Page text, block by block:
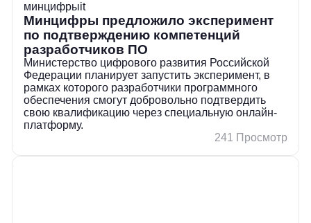
минцифрыit
Минцифры предложило эксперимент
по подтверждению компетенций
разработчиков ПО
Министерство цифрового развития Российской
Федерации планирует запустить эксперимент, в
рамках которого разработчики программного
обеспечения смогут добровольно подтвердить
свою квалификацию через специальную онлайн-
платформу.
241 Просмотр